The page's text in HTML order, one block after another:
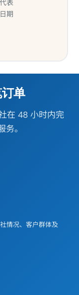
表
期
单
在 48 小时内完
。
情况、客户群体及